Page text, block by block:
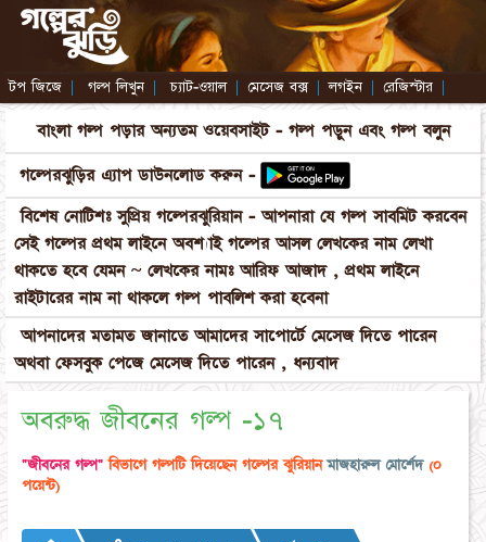
টপ জিজে | গল্প লিখুন | চ্যাট-ওয়াল | মেসেজ বক্স | লগইন | রেজিস্টার |
বাংলা গল্প পড়ার অন্যতম ওয়েবসাইট - গল্প পড়ুন এবং গল্প বলুন
গল্পেরঝুড়ির এ্যাপ ডাউনলোড করুন -
বিশেষ নোটিশঃ সুপ্রিয় গল্পেরঝুরিয়ান - আপনারা যে গল্প সাবমিট করবেন
সেই গল্পের প্রথম লাইনে অবশ্যাই গল্পের আসল লেখকের নাম লেখা
থাকতে হবে যেমন ~ লেখকের নামঃ আরিফ আজাদ , প্রথম লাইনে
রাইটারের নাম না থাকলে গল্প পাবলিশ করা হবেনা
আপনাদের মতামত জানাতে আমাদের সাপোর্টে মেসেজ দিতে পারেন
অথবা ফেসবুক পেজে মেসেজ দিতে পারেন , ধন্যবাদ
অবরুদ্ধ জীবনের গল্প -১৭
"জীবনের গল্প" বিভাগে গল্পটি দিয়েছেন গল্পের ঝুরিয়ানমাজহারুল মোর্শেদ(০
পয়েন্ট)